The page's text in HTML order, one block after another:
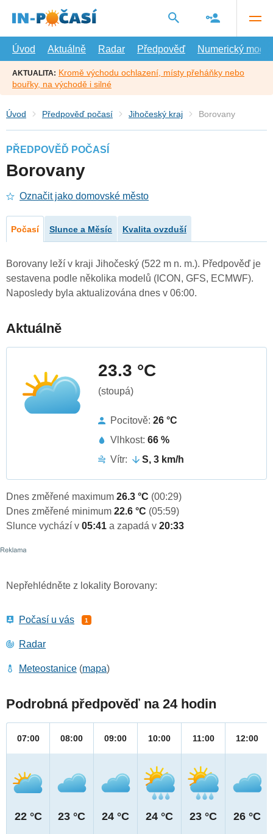
hlavní
Úvod
Aktuálně Radar Předpověď Numerický model
AKTUALITA: Kromě východu ochlazení, místy přeháňky nebo
bouřky, na východě i silné
Úvod Předpověď počasí Jihočeský kraj Borovany
PŘEDPOVĚĎ POČASÍ
Borovany
Označit jako domovské město
Počasí Slunce a Měsíc Kvalita ovzduší
Borovany leží v kraji Jihočeský (522 m n. m.). Předpověď je
sestavena podle několika modelů (ICON, GFS, ECMWF).
Naposledy byla aktualizována dnes v 06:00.
Aktuálně
23.3 °C
(stoupá)
Pocitově: 26 °C
Vlhkost: 66 %
Vítr:
S, 3 km/h
Dnes změřené maximum 26.3 °C (00:29)
Dnes změřené minimum 22.6 °C (05:59)
Slunce vychází v 05:41 a zapadá v 20:33
Nepřehlédněte z lokality Borovany:
Počasí u vás 1
Radar
Meteostanice (mapa)
Podrobná předpověď na 24 hodin
07:00
22 °C
08:00
23 °C
09:00
24 °C
10:00
24 °C
11:00
23 °C
12:00
26 °C